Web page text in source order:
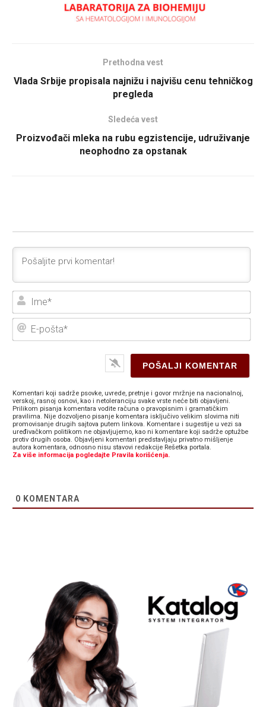
Prethodna vest
Vlada Srbije propisala najnižu i najvišu cenu tehničkog
pregleda
Sledeća vest
Proizvođači mleka na rubu egzistencije, udruživanje
neophodno za opstanak
E-
Komentari koji sadrže psovke, uvrede, pretnje i govor mržnje na nacionalnoj,
verskoj, rasnoj osnovi, kao i netoleranciju svake vrste neće biti objavljeni.
Prilikom pisanja komentara vodite računa o pravopisnim i gramatičkim
pravilima. Nije dozvoljeno pisanje komentara isključivo velikim slovima niti
promovisanje drugih sajtova putem linkova. Komentare i sugestije u vezi sa
uređivačkom politikom ne objavljujemo, kao ni komentare koji sadrže optužbe
protiv drugih osoba. Objavljeni komentari predstavljaju privatno mišljenje
autora komentara, odnosno nisu stavovi redakcije Rešetka portala.
Za više informacija pogledajte Pravila korišćenja.
0 KOMENTARA